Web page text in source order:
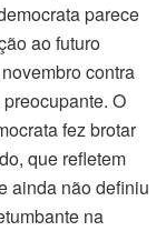
parece
ao futuro
contra
O
fez brotar
que refletem
ainda não definiu
na